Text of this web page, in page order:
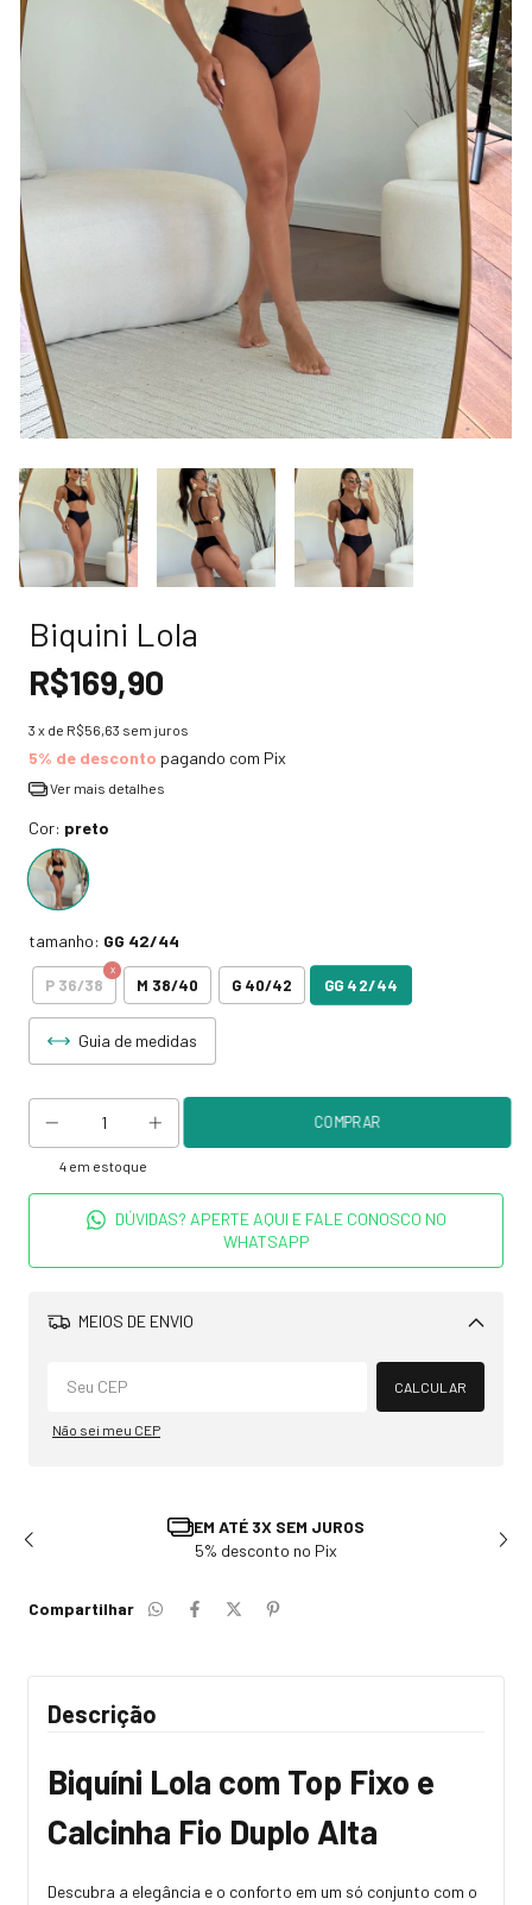
Biquini Lola
R$169,90
3 x de R$56,63 sem juros
5% de desconto pagando com Pix
Ver mais detalhes
Cor: preto
tamanho: GG 42/44
P 36/38 M 38/40 G 40/42 GG 42/44
Guia de medidas
4 em estoque
DÚVIDAS? APERTE AQUI E FALE CONOSCO NO
WHATSAPP
MEIOS DE ENVIO
Alterar CEP
CALCULAR
Não sei meu CEP
TROCA E DEVOLUÇÃO
Solicite em até 7 dias após recebimento
Compartilhar
Descrição
Biquíni Lola com Top Fixo e
Calcinha Fio Duplo Alta
Descubra a elegância e o conforto em um só conjunto com o